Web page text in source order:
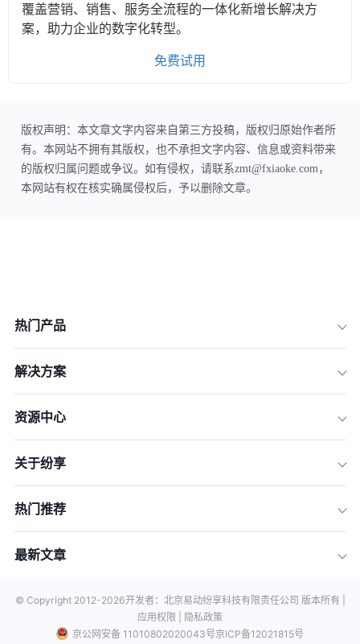
覆盖营销、销售、服务全流程的一体化新增长解决方
案，助力企业的数字化转型。
免费试用
版权声明：本文章文字内容来自第三方投稿，版权归原始作者所
有。本网站不拥有其版权，也不承担文字内容、信息或资料带来
的版权归属问题或争议。如有侵权，请联系zmt@fxiaoke.com，
本网站有权在核实确属侵权后，予以删除文章。
热门产品
解决方案
资源中心
关于纷享
热门推荐
最新文章
© Copyright 2012-2026开发者：北京易动纷享科技有限责任公司 版本所有 |
应用权限 |
隐私政策
京公网安备 11010802020043号京ICP备12021815号